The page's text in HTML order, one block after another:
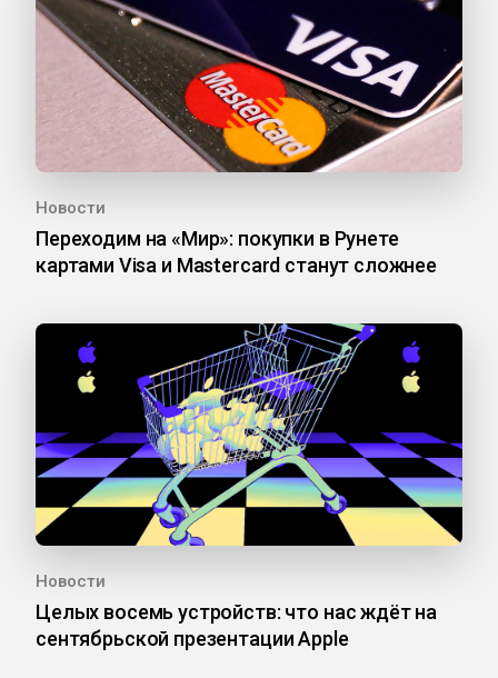
Новости
Переходим на «Мир»: покупки в Рунете
картами Visa и Mastercard станут сложнее
Новости
Целых восемь устройств: что нас ждёт на
сентябрьской презентации Apple